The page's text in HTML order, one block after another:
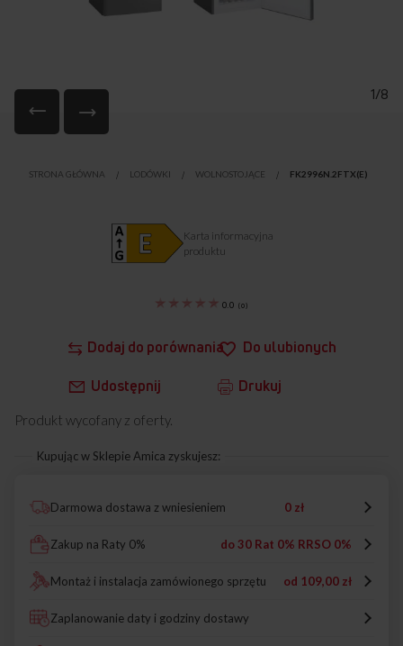
1/8
początek
STRONA GŁÓWNA LODÓWKI WOLNOSTOJĄCE FK2996N.2FTX(E)
Dodaj do porównania Do ulubionych
Udostępnij Drukuj
0.0 (0)
Karta informacyjna
produktu
Produkt wycofany z oferty.
Kupując w Sklepie Amica zyskujesz:
Darmowa dostawa z wniesieniem 0 zł
Zakup na Raty 0% do 30 Rat 0% RRSO 0%
Montaż i instalacja zamówionego sprzętu od 109,00 zł
Zaplanowanie daty i godziny dostawy